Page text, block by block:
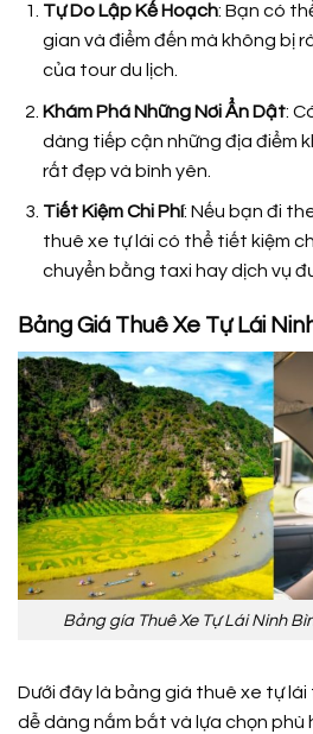
Tự Do Lập Kế Hoạch: Bạn có
gian và điểm đến mà không bị
của tour du lịch.
Khám Phá Những Nơi Ẩn Dật:
dàng tiếp cận những địa điểm
rất đẹp và bình yên.
Tiết Kiệm Chi Phí: Nếu bạn đi
thuê xe tự lái có thể tiết kiệm
chuyển bằng taxi hay dịch vụ
Bảng Giá Thuê Xe Tự Lái
Bảng gía Thuê Xe Tự Lái Ninh
Dưới đây là bảng giá thuê xe tự lái
dễ dàng nắm bắt và lựa chọn phù